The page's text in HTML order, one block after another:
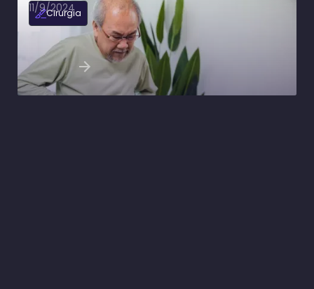
Cirurgia
11/9/2024
Isquemia intestinal: o que é, fisiopatologia,
sintomas e tratamento
Ler artigo